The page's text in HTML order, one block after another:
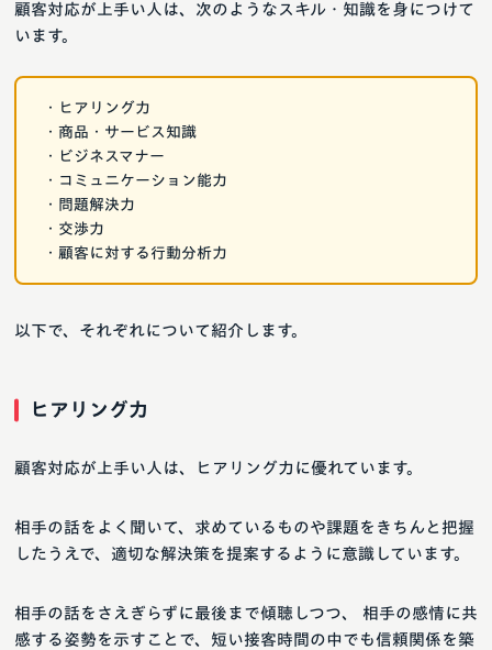
顧客対応が上手い人は、次のようなスキル・知識を身につけて
います。
・ヒアリング力
・商品・サービス知識
・ビジネスマナー
・コミュニケーション能力
・問題解決力
・交渉力
・顧客に対する行動分析力
以下で、それぞれについて紹介します。
ヒアリング力
顧客対応が上手い人は、ヒアリング力に優れています。
相手の話をよく聞いて、求めているものや課題をきちんと把握
したうえで、適切な解決策を提案するように意識しています。
相手の話をさえぎらずに最後まで傾聴しつつ、 相手の感情に共
感する姿勢を示すことで、短い接客時間の中でも信頼関係を築